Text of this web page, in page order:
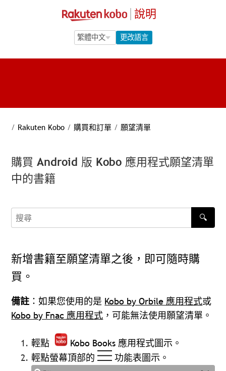
說明
Language Selection
Language Selection
更改語言
/ Rakuten Kobo / 購買和訂單 / 願望清單
購買 Android 版 Kobo 應用程式願望清單
中的書籍
搜尋
🔍
新增書籍至願望清單之後，即可隨時購
買。
備註 ：如果您使用的是 Kobo by Orbile 應用程式或
Kobo by Fnac 應用程式 ，可能無法使用願望清單。
輕點
Kobo Books 應用程式圖示。
輕點螢幕頂部的
功能表圖示。